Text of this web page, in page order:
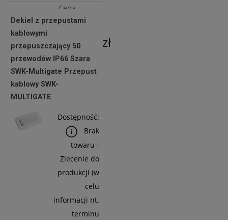
Cena
netto:
1 006,00 zł
Do
Dekiel z przepustami
kablowymi
przepuszczający 50
przewodów IP66 Szara
SWK-Multigate Przepust
kablowy SWK-
MULTIGATE
Dostępność:
Brak
towaru -
Zlecenie do
produkcji (w
celu
informacji nt.
terminu